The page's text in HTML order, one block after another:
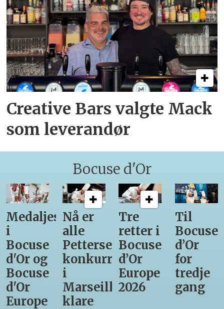
Creative Bars valgte Mack
som leverandør
Bocuse d'Or
Medaljestatistikk
i
Bocuse
d'Or og
Bocuse
d'Or
Europe
Nå er
alle
Pettersens
konkurrenter
i
Marseille
klare
Tre
retter i
Bocuse
d’Or
Europe
2026
Til
Bocuse
d’Or
for
tredje
gang